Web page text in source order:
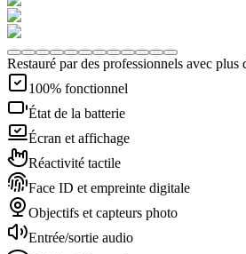
Restauré par des professionnels avec
100% fonctionnel
État de la batterie
Écran et affichage
Réactivité tactile
Face ID et empreinte digitale
Objectifs et capteurs photo
Entrée/sortie audio